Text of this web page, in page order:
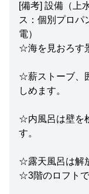
[備考] 設備（
ス：個別プロパ
電）
☆海を見おろす
☆薪ストーブ、
しめます。
☆内風呂は壁を
す。
☆露天風呂は解
☆3階のロフトで